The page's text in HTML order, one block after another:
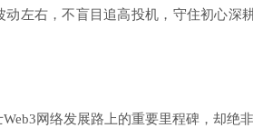
动左右，不盲目追高投机，守住初心深
网络发展路上的重要里程碑，却绝